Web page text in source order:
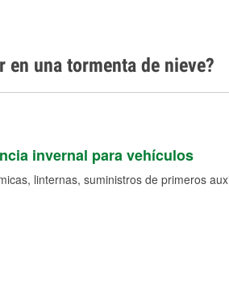
una tormenta de nieve?
invernal para vehículos
linternas, suministros de primeros